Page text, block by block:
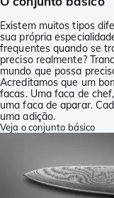
Existem muitos tipos
sua própria
frequentes quando se
preciso realmente?
mundo que possa
Acreditamos que um
facas. Uma faca de
uma faca de aparar.
uma adição.
Veja o conjunto básico